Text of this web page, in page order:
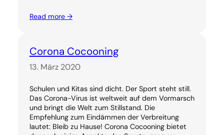
Read more →
Corona Cocooning
13. März 2020
Schulen und Kitas sind dicht. Der Sport steht still.
Das Corona-Virus ist weltweit auf dem Vormarsch
und bringt die Welt zum Stillstand. Die
Empfehlung zum Eindämmen der Verbreitung
lautet: Bleib zu Hause! Corona Cocooning bietet